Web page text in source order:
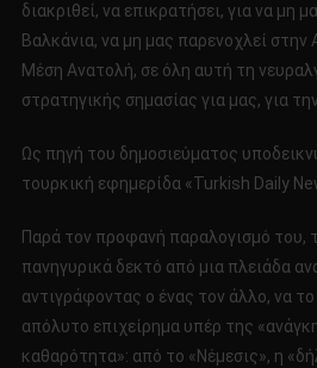
διακριθεί, να επικρατήσει, για να μη
Βαλκάνια, να μη μας παρενοχλεί στην
Μέση Ανατολή, σε όλη αυτή τη
στρατηγικής σημασίας για μας, για
Ως πηγή του δημοσιεύματος
τουρκική εφημερίδα «Turkish Daily
Παρά τον προφανή παραλογισμό του,
πανηγυρικά δεκτό από μια πλειάδα
αντιγράφοντας ο ένας τον άλλο, να
απόλυτο επιχείρημα υπέρ της
καθαρότητα»: από το «Νέμεσις», η